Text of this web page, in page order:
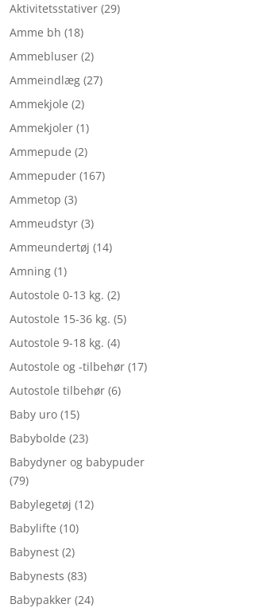
Aktivitetsstativer (29)
Amme bh (18)
Ammebluser (2)
Ammeindlæg (27)
Ammekjole (2)
Ammekjoler (1)
Ammepude (2)
Ammepuder (167)
Ammetop (3)
Ammeudstyr (3)
Ammeundertøj (14)
Amning (1)
Autostole 0-13 kg. (2)
Autostole 15-36 kg. (5)
Autostole 9-18 kg. (4)
Autostole og -tilbehør (17)
Autostole tilbehør (6)
Baby uro (15)
Babybolde (23)
Babydyner og babypuder
(79)
Babylegetøj (12)
Babylifte (10)
Babynest (2)
Babynests (83)
Babypakker (24)